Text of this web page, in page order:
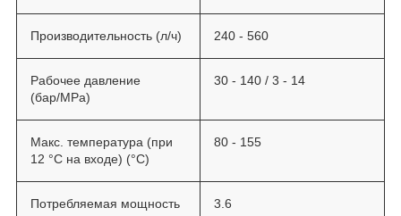
Производительность (л/ч) 240 - 560
Рабочее давление
(бар/MPa)
30 - 140 / 3 - 14
Макс. температура (при
12 °C на входе) (°C)
80 - 155
Потребляемая мощность
3.6